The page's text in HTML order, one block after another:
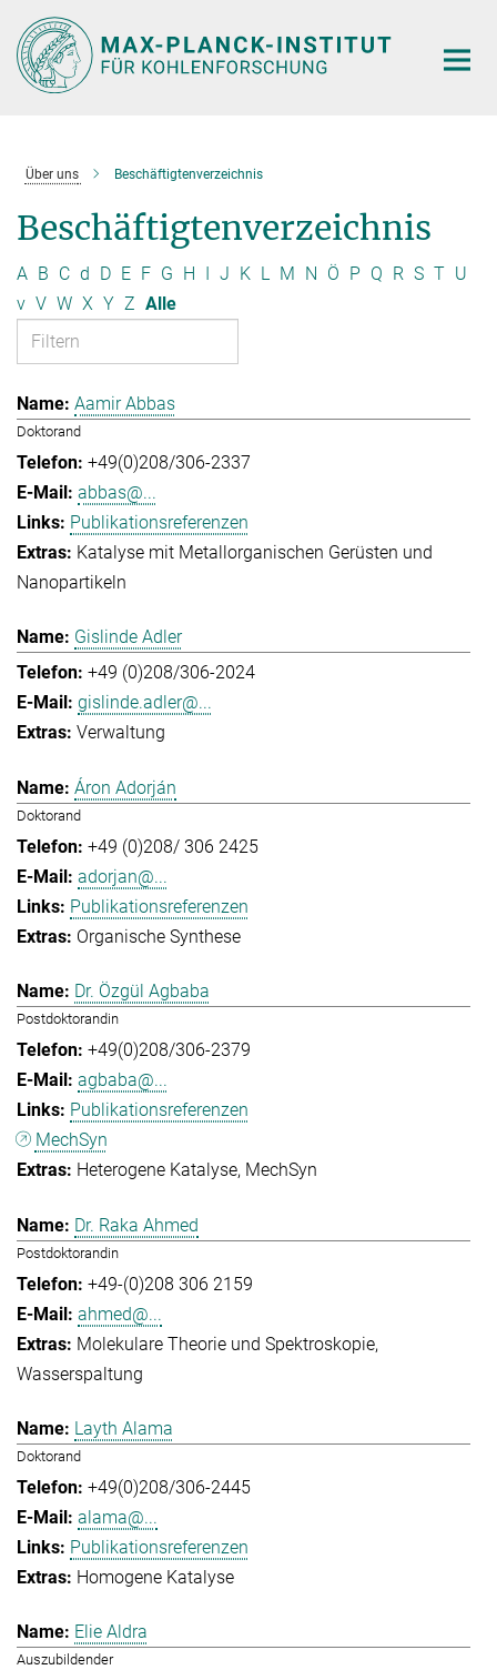
Hauptinhalt
Über uns Beschäftigtenverzeichnis
Beschäftigtenverzeichnis
A B C d D E F G H I J K L M N Ö P Q R S T U
v V W X Y Z Alle
Aamir Abbas
Doktorand
+49(0)208/306-2337
abbas@...
Publikationsreferenzen
Katalyse mit Metallorganischen Gerüsten und
Nanopartikeln
Gislinde Adler
+49 (0)208/306-2024
gislinde.adler@...
Verwaltung
Áron Adorján
Doktorand
+49 (0)208/ 306 2425
adorjan@...
Publikationsreferenzen
Organische Synthese
Dr. Özgül Agbaba
Postdoktorandin
+49(0)208/306-2379
agbaba@...
Publikationsreferenzen
MechSyn
Heterogene Katalyse MechSyn
Dr. Raka Ahmed
Postdoktorandin
+49-(0)208 306 2159
ahmed@...
Molekulare Theorie und Spektroskopie
Wasserspaltung
Layth Alama
Doktorand
+49(0)208/306-2445
alama@...
Publikationsreferenzen
Homogene Katalyse
Elie Aldra
Auszubildender